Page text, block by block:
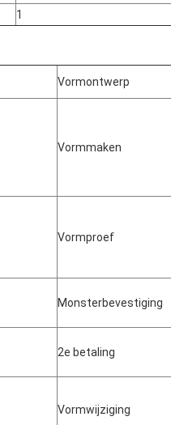
1
Vormontwerp
Vormmaken
Vormproef
Monsterbevestiging
2e betaling
Vormwijziging